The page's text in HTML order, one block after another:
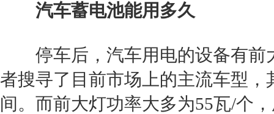
汽车蓄电池能用多久
停车后，汽车用电的设备有前
者搜寻了目前市场上的主流车型
间。而前大灯功率大多为55瓦/个